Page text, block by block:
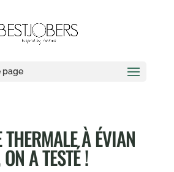
page
À ÉVIAN
A TESTÉ !